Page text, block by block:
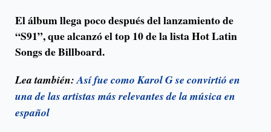
El álbum llega poco después del lanzamiento de
“S91”, que alcanzó el top 10 de la lista Hot Latin
Songs de Billboard.
Lea también:Así fue como Karol G se convirtió en
una de las artistas más relevantes de la música en
español